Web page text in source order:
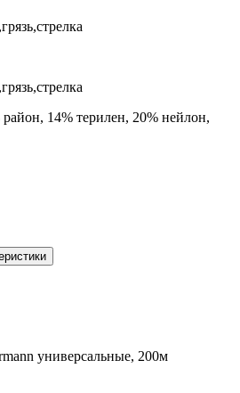
14% терилен, 20% нейлон,
универсальные, 200м